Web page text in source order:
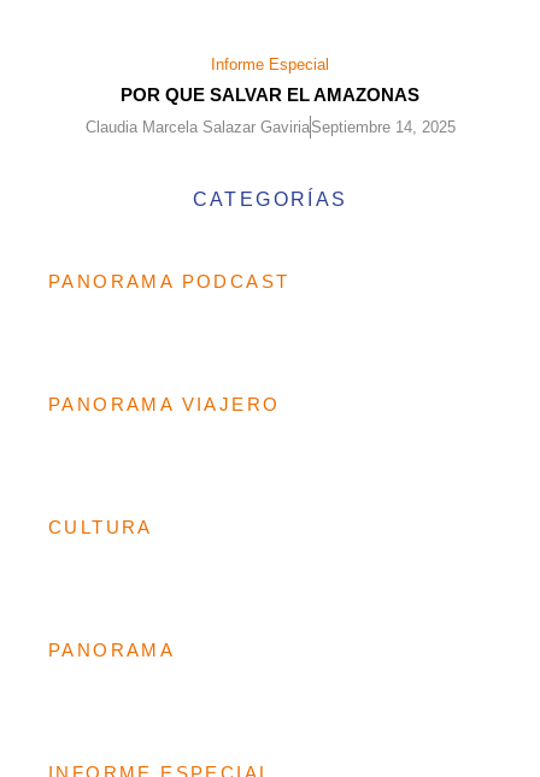
Informe Especial
POR QUE SALVAR EL AMAZONAS
Claudia Marcela Salazar GaviriaSeptiembre 14, 2025
CATEGORÍAS
PANORAMA PODCAST
PANORAMA VIAJERO
CULTURA
PANORAMA